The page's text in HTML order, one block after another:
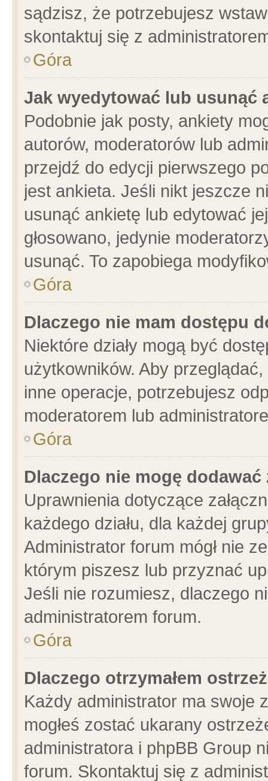
sądzisz, że potrzebujesz
skontaktuj się z
Góra
Jak wyedytować lub usunąć
Podobnie jak posty, ankiety
autorów, moderatorów lub
przejdź do edycji pierwszego
jest ankieta. Jeśli nikt jeszcze
usunąć ankietę lub edytować
głosowano, jedynie
usunąć. To zapobiega
Góra
Dlaczego nie mam dostępu
Niektóre działy mogą być
użytkowników. Aby
inne operacje, potrzebujesz
moderatorem lub
Góra
Dlaczego nie mogę dodawać
Uprawnienia dotyczące
każdego działu, dla każdej
Administrator forum mógł nie
którym piszesz lub przyznać
Jeśli nie rozumiesz, dlaczego
administratorem forum.
Góra
Dlaczego otrzymałem
Każdy administrator ma swoje
mogłeś zostać ukarany
administratora i phpBB Group
forum. Skontaktuj się z